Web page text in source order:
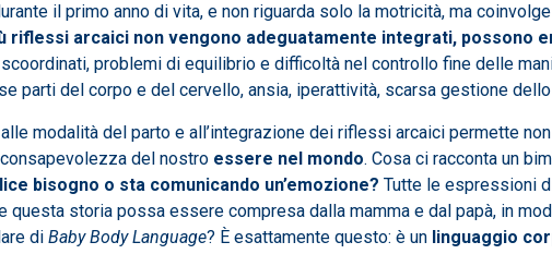
il primo anno di vita, e non riguarda solo la motricità, ma
riflessi arcaici non vengono adeguatamente integrati, possono
problemi di equilibrio e difficoltà nel controllo fine delle
parti del corpo e del cervello, ansia, iperattività, scarsa gestione
modalità del parto e all’integrazione dei riflessi arcaici permette
del nostro essere nel mondo. Cosa ci racconta un
bisogno o sta comunicando un’emozione? Tutte le espressioni
questa storia possa essere compresa dalla mamma e dal papà, in
di Baby Body Language? È esattamente questo: è un linguaggio